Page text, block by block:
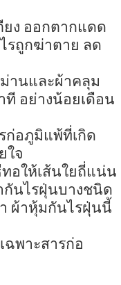
ยง ออกตากแดด
รถูกฆ่าตาย ลด
านและผ้าคลุม
ที อย่างน้อยเดือน
ก่อภูมิแพ้ที่เกิด
ใจ
อให้เส้นใยถี่แน่น
กันไรฝุ่นบางชนิด
ผ้าหุ้มกันไรฝุ่นนี้
ฉพาะสารก่อ